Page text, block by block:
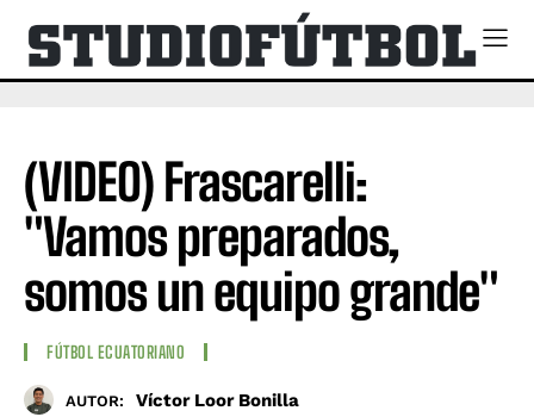
(VIDEO) Frascarelli:
"Vamos preparados,
somos un equipo grande"
FÚTBOL ECUATORIANO
AUTOR: Víctor Loor Bonilla